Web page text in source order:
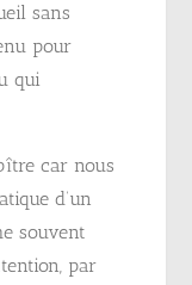
sans
pour
qui
car nous
d’un
souvent
par